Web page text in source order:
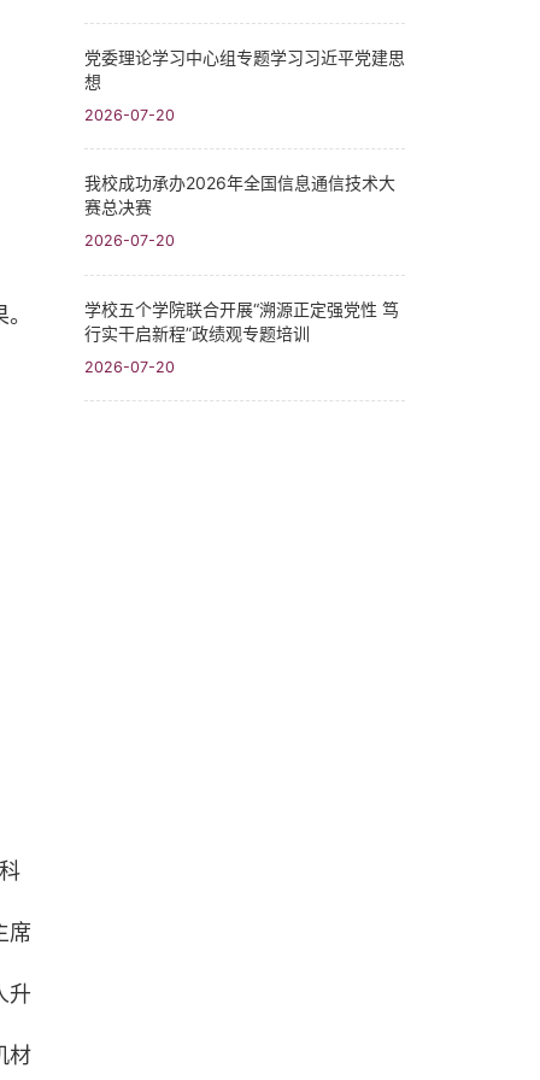
席
升
材
党委理论学习中心组专题学习习近平党建思
想
2026-07-20
我校成功承办2026年全国信息通信技术大
赛总决赛
2026-07-20
学校五个学院联合开展“溯源正定强党性 笃
行实干启新程”政绩观专题培训
2026-07-20